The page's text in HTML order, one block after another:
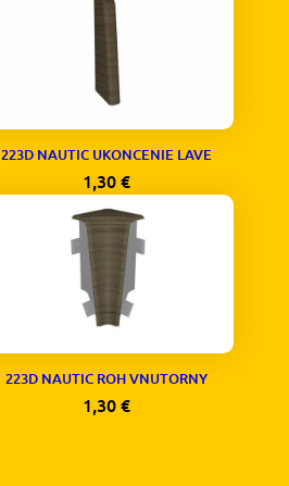
223D NAUTIC UKONCENIE LAVE
1,30€
223D NAUTIC ROH VNUTORNY
1,30€